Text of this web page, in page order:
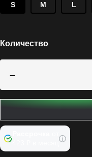
S M L
Количество
–